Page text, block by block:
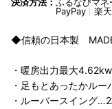
決済方法： ふるなびマネ
PayPay
楽
◆信頼の日本製
・暖房出力最大4.62kw
・足もとあったかルー
・ルーバースイング